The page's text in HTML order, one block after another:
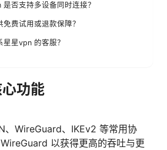
否支持多设备同时连接？
免费试用或退款保障？
星星vpn 的客服？
功能
、WireGuard、IKEv2 等常用协
以获得更高的吞吐与更